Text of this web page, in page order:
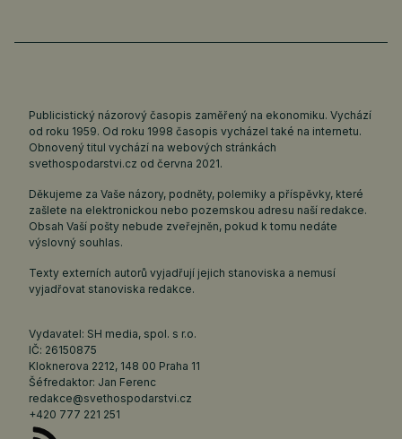
Publicistický názorový časopis zaměřený na ekonomiku. Vychází
od roku 1959. Od roku 1998 časopis vycházel také na internetu.
Obnovený titul vychází na webových stránkách
svethospodarstvi.cz od června 2021.
Děkujeme za Vaše názory, podněty, polemiky a příspěvky, které
zašlete na elektronickou nebo pozemskou adresu naší redakce.
Obsah Vaší pošty nebude zveřejněn, pokud k tomu nedáte
výslovný souhlas.
Texty externích autorů vyjadřují jejich stanoviska a nemusí
vyjadřovat stanoviska redakce.
Vydavatel: SH media, spol. s r.o.
IČ: 26150875
Kloknerova 2212, 148 00 Praha 11
Šéfredaktor: Jan Ferenc
redakce@svethospodarstvi.cz
+420 777 221 251